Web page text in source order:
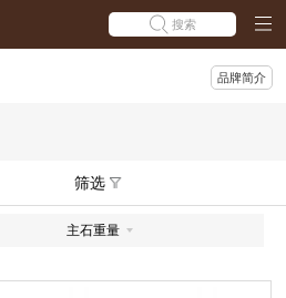
搜索
品牌简介
筛选
主石重量